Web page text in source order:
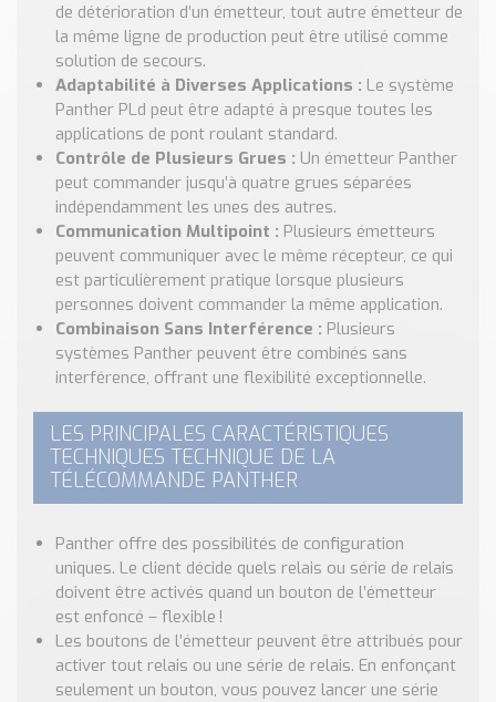
de détérioration d’un émetteur, tout autre émetteur de
la même ligne de production peut être utilisé comme
solution de secours.
Adaptabilité à Diverses Applications : Le système
Panther PLd peut être adapté à presque toutes les
applications de pont roulant standard.
Contrôle de Plusieurs Grues : Un émetteur Panther
peut commander jusqu’à quatre grues séparées
indépendamment les unes des autres.
Communication Multipoint : Plusieurs émetteurs
peuvent communiquer avec le même récepteur, ce qui
est particulièrement pratique lorsque plusieurs
personnes doivent commander la même application.
Combinaison Sans Interférence : Plusieurs
systèmes Panther peuvent être combinés sans
interférence, offrant une flexibilité exceptionnelle.
LES PRINCIPALES CARACTÉRISTIQUES
TECHNIQUES TECHNIQUE DE LA
TÉLÉCOMMANDE PANTHER
Panther offre des possibilités de configuration
uniques. Le client décide quels relais ou série de relais
doivent être activés quand un bouton de l’émetteur
est enfoncé – flexible !
Les boutons de l’émetteur peuvent être attribués pour
activer tout relais ou une série de relais. En enfonçant
seulement un bouton, vous pouvez lancer une série